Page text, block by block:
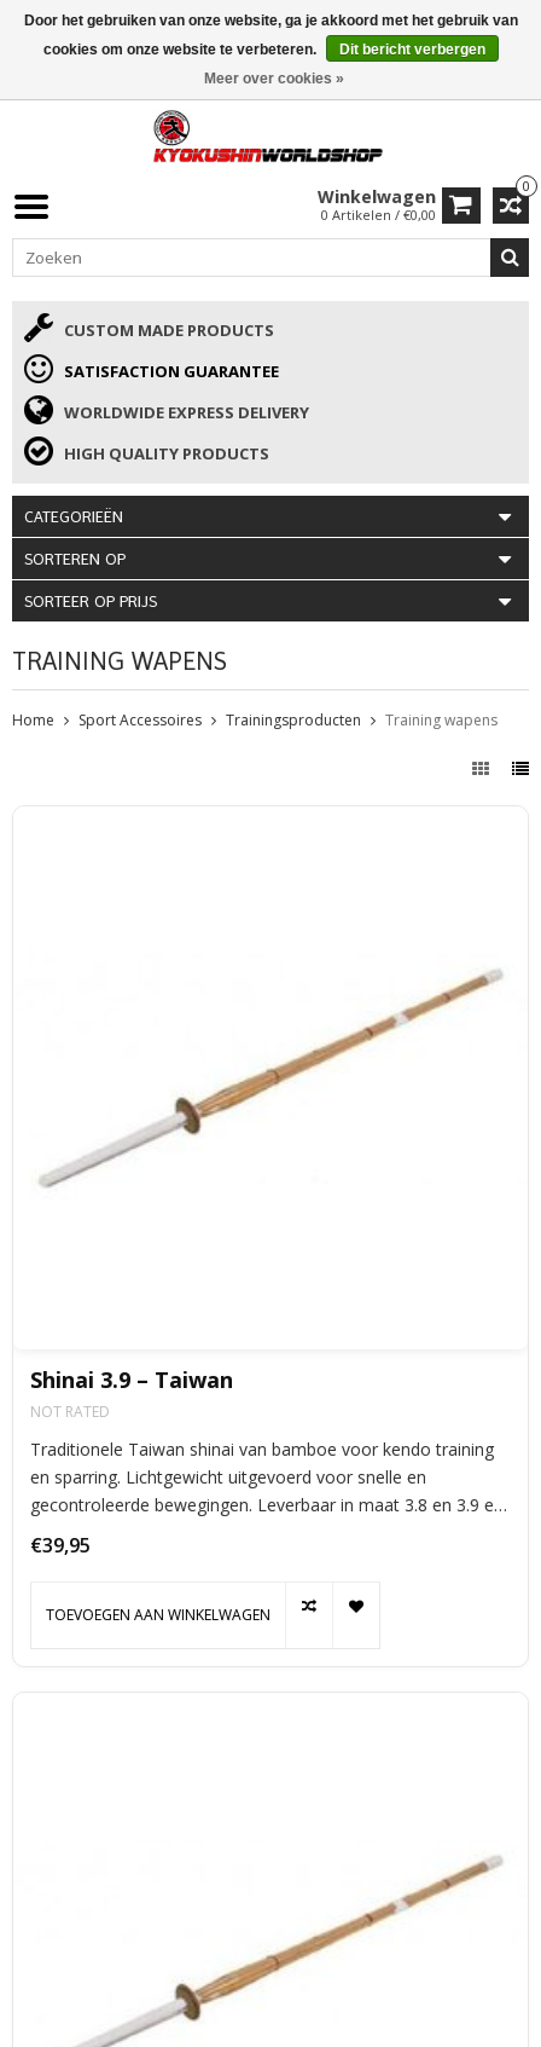
ISAMU SUMMER DEALS• 10% Korting + cadeau vanaf €169 →
0
Winkelwagen
0 Artikelen / €0,00
CUSTOM MADE PRODUCTS
SATISFACTION GUARANTEE
WORLDWIDE EXPRESS DELIVERY
HIGH QUALITY PRODUCTS
CATEGORIEËN
SORTEREN OP
SORTEER OP PRIJS
TRAINING WAPENS
Home Sport Accessoires Trainingsproducten Training wapens
Shinai 3.9 – Taiwan
NOT RATED
Traditionele Taiwan shinai van bamboe voor kendo training
en sparring. Lichtgewicht uitgevoerd voor snelle en
gecontroleerde bewegingen. Leverbaar in maat 3.8 en 3.9 en
standaard geleverd inclusief tsuba.
€39,95
TOEVOEGEN AAN WINKELWAGEN
Door het gebruiken van onze website, ga je akkoord met het gebruik van
cookies om onze website te verbeteren.
Dit bericht verbergen
Meer over cookies »